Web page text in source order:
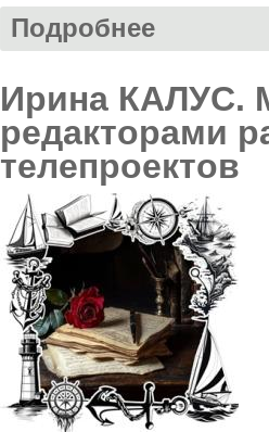
Подробнее
Ирина КАЛУС.
редакторами
телепроектов